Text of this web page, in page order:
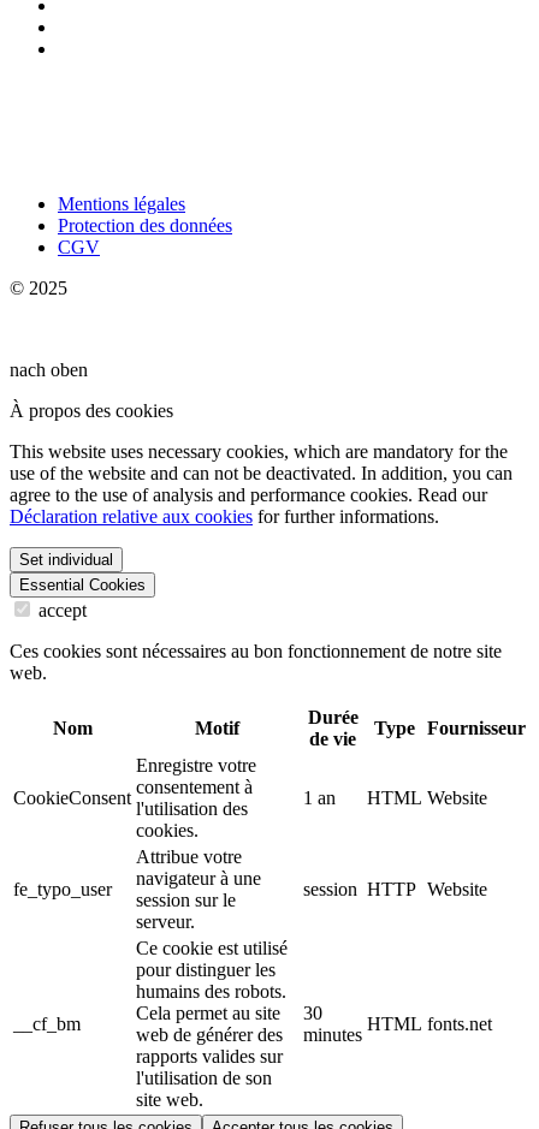
Mentions légales
Protection des données
CGV
© 2025
nach oben
À propos des cookies
This website uses necessary cookies, which are mandatory for the
use of the website and can not be deactivated. In addition, you can
agree to the use of analysis and performance cookies. Read our
Déclaration relative aux cookies for further informations.
Set individual
Essential Cookies
accept
Ces cookies sont nécessaires au bon fonctionnement de notre site
web.
Nom Motif
Durée
de vie
Type Fournisseur
CookieConsent
Enregistre votre
consentement à
l'utilisation des
cookies.
1 an HTML Website
fe_typo_user
Attribue votre
navigateur à une
session sur le
serveur.
session HTTP Website
__cf_bm
Ce cookie est utilisé
pour distinguer les
humains des robots.
Cela permet au site
web de générer des
rapports valides sur
l'utilisation de son
site web.
30
minutes
HTML fonts.net